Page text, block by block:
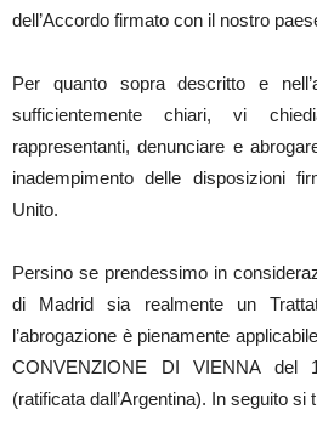
dell’Accordo firmato con il nostro
Per quanto sopra descritto e
sufficientemente chiari, vi
rappresentanti, denunciare e
inadempimento delle disposizioni
Unito.
Persino se prendessimo in
di Madrid sia realmente un
l’abrogazione è pienamente
CONVENZIONE DI VIENNA del
(ratificata dall’Argentina). In seguito